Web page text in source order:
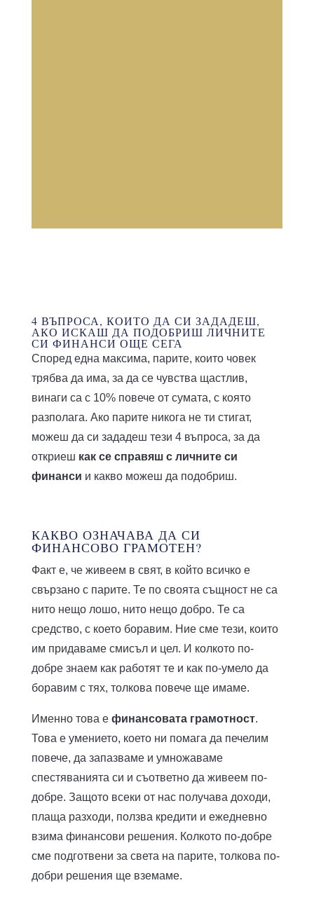
4 ВЪПРОСА, КОИТО ДА СИ ЗАДАДЕШ,
АКО ИСКАШ ДА ПОДОБРИШ ЛИЧНИТЕ
СИ ФИНАНСИ ОЩЕ СЕГА
Според една максима, парите, които човек
трябва да има, за да се чувства щастлив,
винаги са с 10% повече от сумата, с която
разполага. Ако парите никога не ти стигат,
можеш да си зададеш тези 4 въпроса, за да
откриеш как се справяш с личните си
финанси и какво можеш да подобриш.
КАКВО ОЗНАЧАВА ДА СИ
ФИНАНСОВО ГРАМОТЕН?
Факт е, че живеем в свят, в който всичко е
свързано с парите. Те по своята същност не са
нито нещо лошо, нито нещо добро. Те са
средство, с което боравим. Ние сме тези, които
им придаваме смисъл и цел. И колкото по-
добре знаем как работят те и как по-умело да
боравим с тях, толкова повече ще имаме.
Именно това е финансовата грамотност.
Това е умението, което ни помага да печелим
повече, да запазваме и умножаваме
спестяванията си и съответно да живеем по-
добре. Защото всеки от нас получава доходи,
плаща разходи, ползва кредити и ежедневно
взима финансови решения. Колкото по-добре
сме подготвени за света на парите, толкова по-
добри решения ще вземаме.